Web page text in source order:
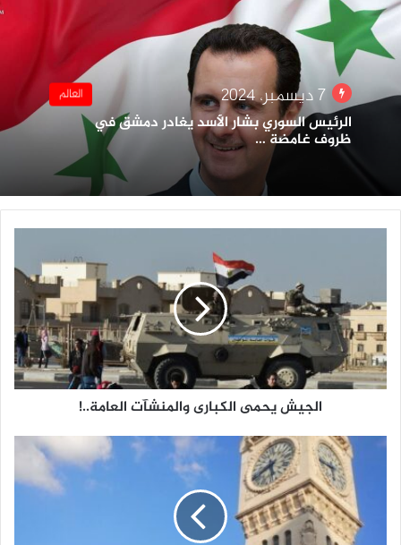
العالم 7 ديسمبر، 2024
الرئيس السوري بشار الأسد يغادر دمشق في
ظروف غامضة …
الكبارى
والمنشآت
العامة..!
الجيش يحمى الكبارى والمنشآت العامة..!
حادث
أعتداء
على
الركاب